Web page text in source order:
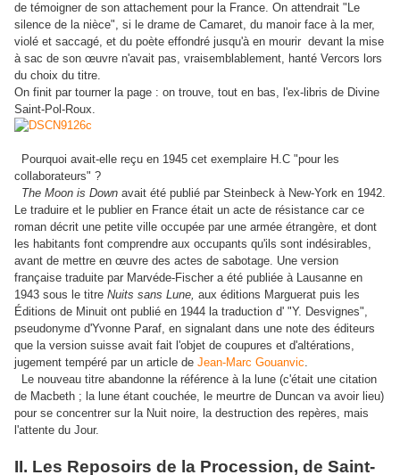
de témoigner de son attachement pour la France. On attendrait "Le
silence de la nièce", si le drame de Camaret, du manoir face à la mer,
violé et saccagé, et du poète effondré jusqu'à en mourir devant la mise
à sac de son œuvre n'avait pas, vraisemblablement, hanté Vercors lors
du choix du titre.
On finit par tourner la page : on trouve, tout en bas, l'ex-libris de Divine
Saint-Pol-Roux.
Pourquoi avait-elle reçu en 1945 cet exemplaire H.C "pour les
collaborateurs" ?
The Moon is Down avait été publié par Steinbeck à New-York en 1942.
Le traduire et le publier en France était un acte de résistance car ce
roman décrit une petite ville occupée par une armée étrangère, et dont
les habitants font comprendre aux occupants qu'ils sont indésirables,
avant de mettre en œuvre des actes de sabotage. Une version
française traduite par Marvéde-Fischer a été publiée à Lausanne en
1943 sous le titre Nuits sans Lune, aux éditions Marguerat puis les
Éditions de Minuit ont publié en 1944 la traduction d' "Y. Desvignes",
pseudonyme d'Yvonne Paraf, en signalant dans une note des éditeurs
que la version suisse avait fait l'objet de coupures et d'altérations,
jugement tempéré par un article de Jean-Marc Gouanvic.
Le nouveau titre abandonne la référence à la lune (c'était une citation
de Macbeth ; la lune étant couchée, le meurtre de Duncan va avoir lieu)
pour se concentrer sur la Nuit noire, la destruction des repères, mais
l'attente du Jour.
II. Les Reposoirs de la Procession, de Saint-